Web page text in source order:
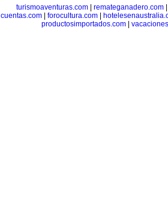
turismoaventuras.com| remateganadero.com
cuentas.com
forocultura.com
productosimportados.com